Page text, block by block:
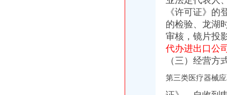
《许可证》
的检验、 龙湖
审核， 镜片投
代办进出口公
（三）经营方
第三类医疗器械